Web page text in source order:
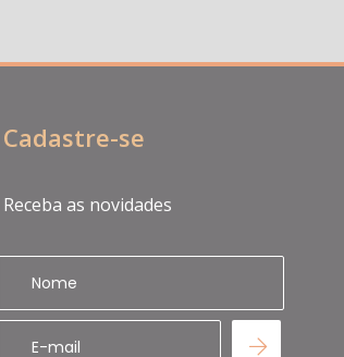
Cadastre-se
Receba as novidades